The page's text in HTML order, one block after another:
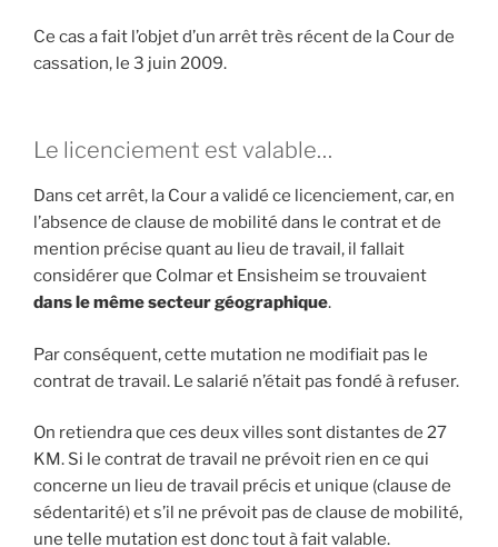
Ce cas a fait l’objet d’un arrêt très récent de la Cour de
cassation, le 3 juin 2009.
Le licenciement est valable…
Dans cet arrêt, la Cour a validé ce licenciement, car, en
l’absence de clause de mobilité dans le contrat et de
mention précise quant au lieu de travail, il fallait
considérer que Colmar et Ensisheim se trouvaient
dans le même secteur géographique.
Par conséquent, cette mutation ne modifiait pas le
contrat de travail. Le salarié n’était pas fondé à refuser.
On retiendra que ces deux villes sont distantes de 27
KM. Si le contrat de travail ne prévoit rien en ce qui
concerne un lieu de travail précis et unique (clause de
sédentarité) et s’il ne prévoit pas de clause de mobilité,
une telle mutation est donc tout à fait valable.